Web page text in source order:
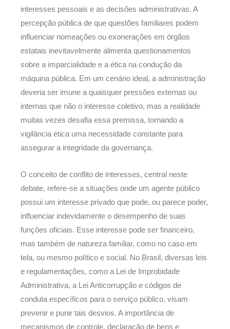
interesses pessoais e as decisões administrativas. A
percepção pública de que questões familiares podem
influenciar nomeações ou exonerações em órgãos
estatais inevitavelmente alimenta questionamentos
sobre a imparcialidade e a ética na condução da
máquina pública. Em um cenário ideal, a administração
deveria ser imune a quaisquer pressões externas ou
internas que não o interesse coletivo, mas a realidade
muitas vezes desafia essa premissa, tornando a
vigilância ética uma necessidade constante para
assegurar a integridade da governança.
O conceito de conflito de interesses, central neste
debate, refere-se a situações onde um agente público
possui um interesse privado que pode, ou parece poder,
influenciar indevidamente o desempenho de suas
funções oficiais. Esse interesse pode ser financeiro,
mas também de natureza familiar, como no caso em
tela, ou mesmo político e social. No Brasil, diversas leis
e regulamentações, como a Lei de Improbidade
Administrativa, a Lei Anticorrupção e códigos de
conduta específicos para o serviço público, visam
prevenir e punir tais desvios. A importância de
mecanismos de controle, declaração de bens e